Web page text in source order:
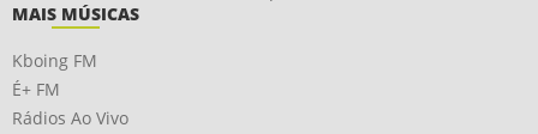
MAIS MÚSICAS
Kboing FM
É+ FM
Rádios Ao Vivo